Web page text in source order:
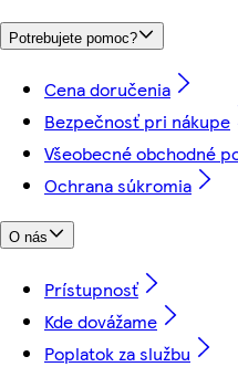
Potrebujete pomoc?
Cena doručenia
Bezpečnosť pri nákupe
Všeobecné obchodné
Ochrana súkromia
O nás
Prístupnosť
Kde dovážame
Poplatok za službu